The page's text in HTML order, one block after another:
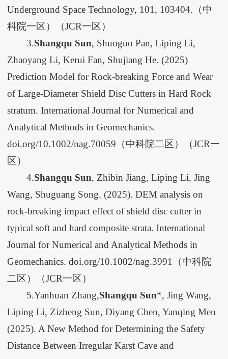
Underground Space Technology, 101, 103404.（中
科院一区）（JCR一区）
3.Shangqu Sun, Shuoguo Pan, Liping Li,
Zhaoyang Li, Kerui Fan, Shujiang He. (2025)
Prediction Model for Rock-breaking Force and Wear
of Large-Diameter Shield Disc Cutters in Hard Rock
stratum. International Journal for Numerical and
Analytical Methods in Geomechanics.
doi.org/10.1002/nag.70059（中科院二区）（JCR一
区）
4.Shangqu Sun, Zhibin Jiang, Liping Li, Jing
Wang, Shuguang Song. (2025). DEM analysis on
rock-breaking impact effect of shield disc cutter in
typical soft and hard composite strata. International
Journal for Numerical and Analytical Methods in
Geomechanics. doi.org/10.1002/nag.3991（中科院
二区）（JCR一区）
5.Yanhuan Zhang,Shangqu Sun*, Jing Wang,
Liping Li, Zizheng Sun, Diyang Chen, Yanqing Men
(2025). A New Method for Determining the Safety
Distance Between Irregular Karst Cave and